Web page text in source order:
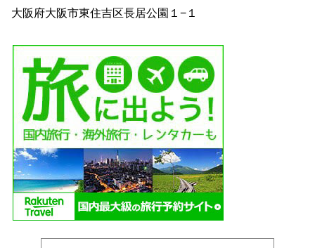
大阪府大阪市東住吉区長居公園１−１